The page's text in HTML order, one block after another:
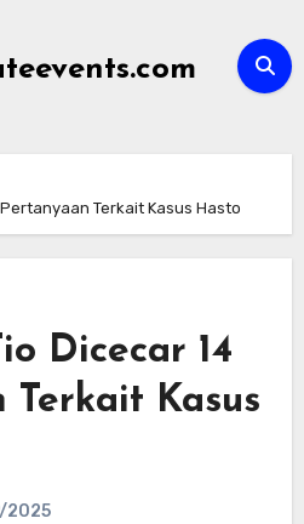
Terkait Kasus Hasto
Dicecar 14
Terkait Kasus
2025